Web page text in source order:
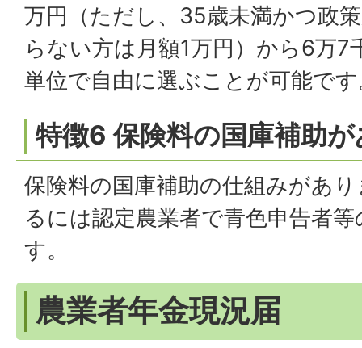
万円（ただし、35歳未満かつ政
らない方は月額1万円）から6万7
単位で自由に選ぶことが可能で
特徴6 保険料の国庫補助
保険料の国庫補助の仕組みがあ
るには認定農業者で青色申告者
す。
農業者年金現況届